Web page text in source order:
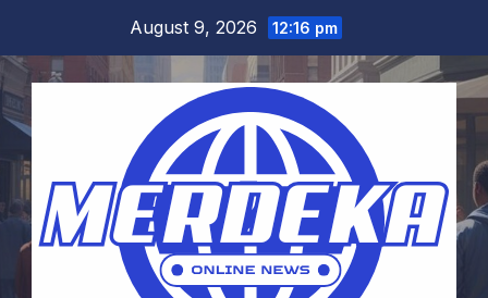
content
August 9, 2026 12:16 pm